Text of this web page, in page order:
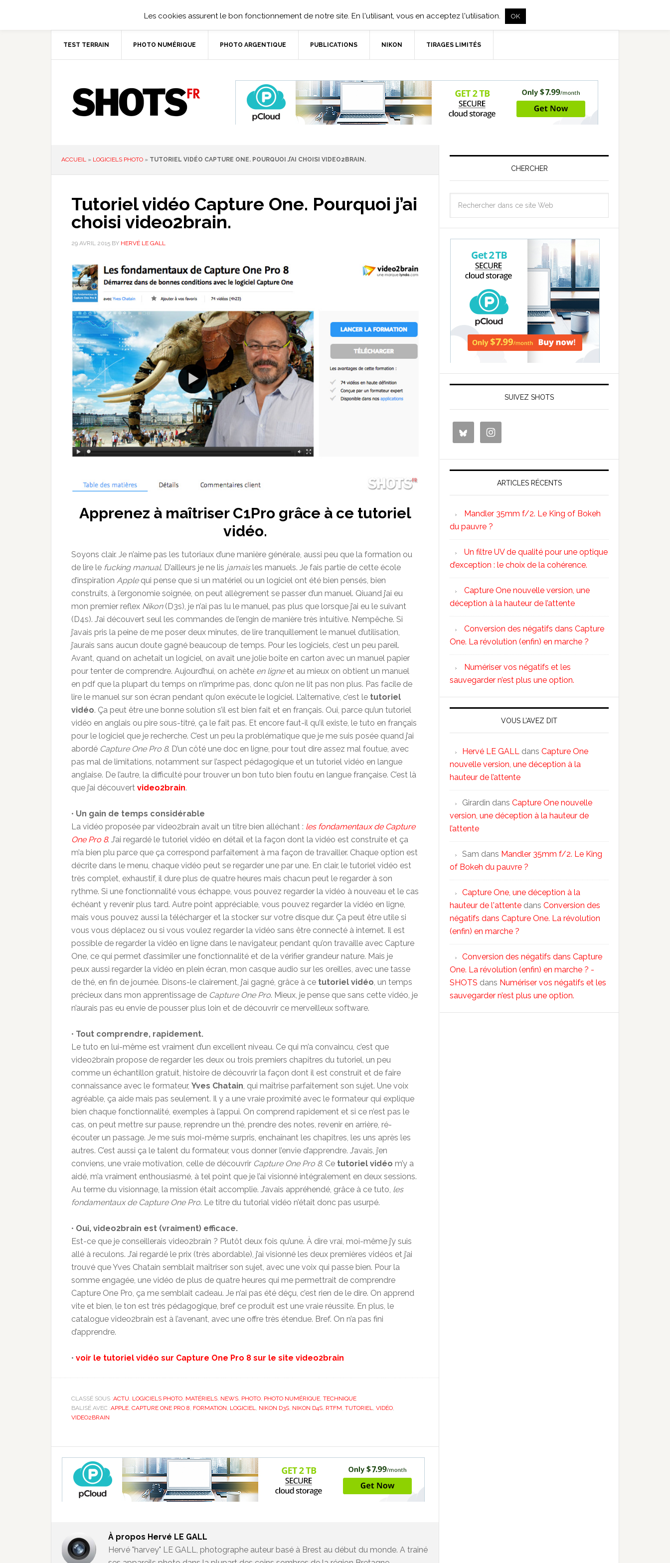
TEST TERRAIN PHOTO NUMÉRIQUE PHOTO ARGENTIQUE PUBLICATIONS NIKON TIRAGES LIMITÉS
ACCUEIL » LOGICIELS PHOTO » TUTORIEL VIDÉO CAPTURE ONE. POURQUOI J’AI CHOISI VIDEO2BRAIN.
Tutoriel vidéo Capture One. Pourquoi j’ai
choisi video2brain.
29 AVRIL 2015 BY HERVÉ LE GALL
Apprenez à maîtriser C1Pro grâce à ce tutoriel
vidéo.
Soyons clair. Je n’aime pas les tutoriaux d’une manière générale, aussi peu que la formation ou
de lire le fucking manual. D’ailleurs je ne lis jamaisles manuels. Je fais partie de cette école
d’inspiration Applequi pense que si un matériel ou un logiciel ont été bien pensés, bien
construits, à l’ergonomie soignée, on peut allègrement se passer d’un manuel. Qiuand j’ai eu
mon premier reflex Nikon(D3s), je n’ai pas lu le manuel, pas plus que lorsque j’ai eu le suivant
(D4s). J’ai découvert seul les commandes de l’engin de manière très intuitive. N’empêche. Si
j’avais pris la peine de me poser deux minutes, de lire tranquillement le manuel d’utilisation,
j’aurais sans aucun doute gagné beaucoup de temps. Pour les logiciels, c’est un peu pareil.
Avant, quand on achetait un logiciel, on avait une jolie boîte en carton avec un manuel papier
pour tenter de comprendre. Aujourd’hui, on achète en ligneet au mieux on obtient un manuel
en pdf que la plupart du temps on n’imprime pas, donc qu’on ne lit pas non plus. Pas facile de
lire le manuel sur son écran pendant qu’on exécute le logiciel. L’alternative, c’est le tutoriel
vidéo. Ça peut être une bonne solution s’il est bien fait et en français. Oui, parce qu’un tutoriel
vidéo en anglais ou pire sous-titré, ça le fait pas. Et encore faut-il qu’il existe, le tuto en français
pour le logiciel que je recherche. C’est un peu la problématique que je me suis posée quand j’ai
abordé Capture One Pro 8. D’un côté une doc en ligne, pour tout dire assez mal foutue, avec
pas mal de limitations, notamment sur l’aspect pédagogique et un tutoriel vidéo en langue
anglaise. De l’autre, la difficulté pour trouver un bon tuto bien foutu en langue française. C’est là
que j’ai découvert video2brain.
• Un gain de temps considérable
La vidéo proposée par video2brain avait un titre bien alléchant : les fondamentaux de Capture
One Pro 8. J’ai regardé le tutoriel vidéo en détail et la façon dont la vidéo est construite et ça
m’a bien plu parce que ça correspond parfaitement à ma façon de travailler. Chaque option est
décrite dans le menu, chaque vidéo peut se regarder une par une. En clair, le tutoriel vidéo est
très complet, exhaustif, il dure plus de quatre heures mais chacun peut le regarder à son
rythme. Si une fonctionnalité vous échappe, vous pouvez regarder la vidéo à nouveau et le cas
échéant y revenir plus tard. Autre point appréciable, vous pouvez regarder la vidéo en ligne,
mais vous pouvez aussi la télécharger et la stocker sur votre disque dur. Ça peut être utile si
vous vous déplacez ou si vous voulez regarder la vidéo sans être connecté à internet. Il est
possible de regarder la vidéo en ligne dans le navigateur, pendant qu’on travaille avec Capture
One, ce qui permet d’assimiler une fonctionnalité et de la vérifier grandeur nature. Mais je
peux aussi regarder la vidéo en plein écran, mon casque audio sur les oreilles, avec une tasse
de thé, en fin de journée. Disons-le clairement, j’ai gagné, grâce à ce tutoriel vidéo , un temps
précieux dans mon apprentissage de Capture One Pro. Mieux, je pense que sans cette vidéo, je
n’aurais pas eu envie de pousser plus loin et de découvrir ce merveilleux software.
• Tout comprendre, rapidement.
Le tuto en lui-même est vraiment d’un excellent niveau. Ce qui m’a convaincu, c’est que
video2brain propose de regarder les deux ou trois premiers chapitres du tutoriel, un peu
comme un échantillon gratuit, histoire de découvrir la façon dont il est construit et de faire
connaissance avec le formateur, Yves Chatain , qui maîtrise parfaitement son sujet. Une voix
agréable, ça aide mais pas seulement. Il y a une vraie proximité avec le formateur qui explique
bien chaque fonctionnalité, exemples à l’appui. On comprend rapidement et si ce n’est pas le
cas, on peut mettre sur pause, reprendre un thé, prendre des notes, revenir en arrière, ré-
écouter un passage. Je me suis moi-même surpris, enchaînant les chapitres, les uns après les
autres. C’est aussi ça le talent du formateur, vous donner l’envie d’apprendre. J’avais, j’en
conviens, une vraie motivation, celle de découvrir Capture One Pro 8. Ce tutoriel vidéo m’y a
aidé, m’a vraiment enthousiasmé, à tel point que je l’ai visionné intégralement en deux sessions.
Au terme du visionnage, la mission était accomplie. J’avais appréhendé, grâce à ce tuto, les
fondamentaux de Capture One Pro. Le titre du tutorial vidéo n’était donc pas usurpé.
• Oui, video2brain est (vraiment) efficace.
Est-ce que je conseillerais video2brain ? Plutôt deux fois qu’une. À dire vrai, moi-même j’y suis
allé à reculons. J’ai regardé le prix (très abordable), j’ai visionné les deux premières vidéos et j’ai
trouvé que Yves Chatain semblait maîtriser son sujet, avec une voix qui passe bien. Pour la
somme engagée, une vidéo de plus de quatre heures qui me permettrait de comprendre
Capture One Pro, ça me semblait cadeau. Je n’ai pas été déçu, c’est rien de le dire. On apprend
vite et bien, le ton est très pédagogique, bref ce produit est une vraie réussite. En plus, le
catalogue video2brain est à l’avenant, avec une offre très étendue. Bref. On n’a pas fini
d’apprendre.
• voir le tutoriel vidéo sur Capture One Pro 8 sur le site video2brain
CLASSÉ SOUS :ACTU LOGICIELS PHOTO MATÉRIELS NEWS PHOTO PHOTO NUMÉRIQUE TECHNIQUE
BALISÉ AVEC :APPLE CAPTURE ONE PRO 8 FORMATION LOGICIEL NIKON D3S NIKON D4S RTFM TUTORIEL VIDÉO
VIDEO2BRAIN
À propos Hervé LE GALL
Hervé "harvey" LE GALL, photographe auteur basé à Brest au début du monde. A trainé
CHERCHER
SUIVEZ SHOTS
ARTICLES RÉCENTS
Mandler 35mm f/2. Le King of Bokeh
du pauvre ?
Un filtre UV de qualité pour une optique
d’exception : le choix de la cohérence.
Capture One nouvelle version, une
déception à la hauteur de l’attente
Conversion des négatifs dans Capture
One. La révolution (enfin) en marche ?
Numériser vos négatifs et les
sauvegarder n’est plus une option.
VOUS L’AVEZ DIT
Hervé LE GALL dans Capture One
nouvelle version, une déception à la
hauteur de l’attente
Girardin dans Capture One nouvelle
version, une déception à la hauteur de
l’attente
Sam dans Mandler 35mm f/2. Le King
of Bokeh du pauvre ?
Capture One, une déception à la
hauteur de l'attente dans Conversion des
négatifs dans Capture One. La révolution
(enfin) en marche ?
Conversion des négatifs dans Capture
One. La révolution (enfin) en marche ? -
SHOTS dans Numériser vos négatifs et les
sauvegarder n’est plus une option.
Les cookies assurent le bon fonctionnement de notre site. En l'utilisant, vous en acceptez l'utilisation. OK